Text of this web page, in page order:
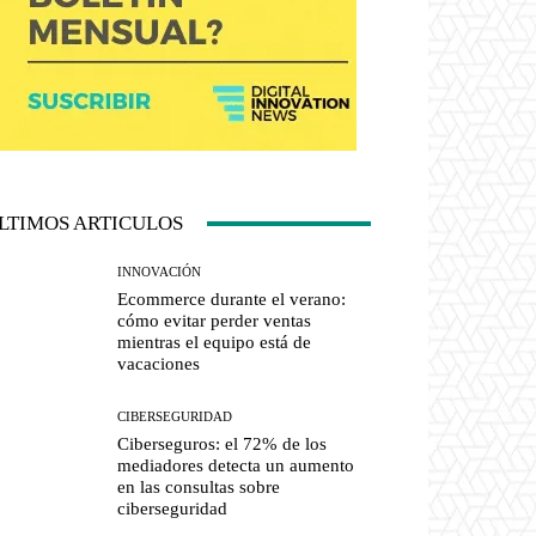
ARTICULOS
INNOVACIÓN
Ecommerce durante el verano:
cómo evitar perder ventas
mientras el equipo está de
vacaciones
CIBERSEGURIDAD
Ciberseguros: el 72% de los
mediadores detecta un aumento
en las consultas sobre
ciberseguridad